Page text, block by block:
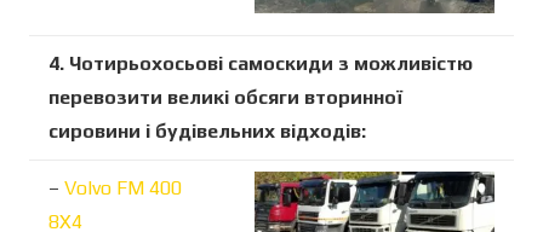
4. Чотирьохосьові самоскиди з можливістю
перевозити великі обсяги вторинної
сировини і будівельних відходів:
– Volvo FM 400
8X4